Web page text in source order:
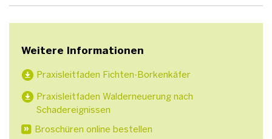
Weitere Informationen
Praxisleitfaden Fichten-Borkenkäfer
Praxisleitfaden Walderneuerung nach
Schadereignissen
Broschüren online bestellen